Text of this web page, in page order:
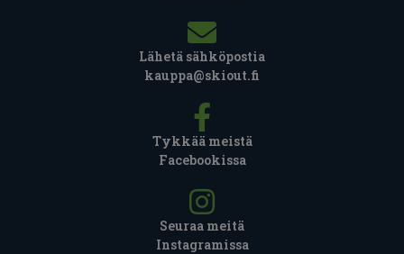
Lähetä sähköpostia
kauppa@skiout.fi
Tykkää meistä
Facebookissa
Seuraa meitä
Instagramissa